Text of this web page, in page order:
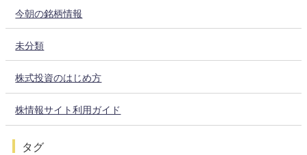
今朝の銘柄情報
未分類
株式投資のはじめ方
株情報サイト利用ガイド
タグ